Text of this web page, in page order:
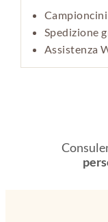
Spedizione
Assistenza